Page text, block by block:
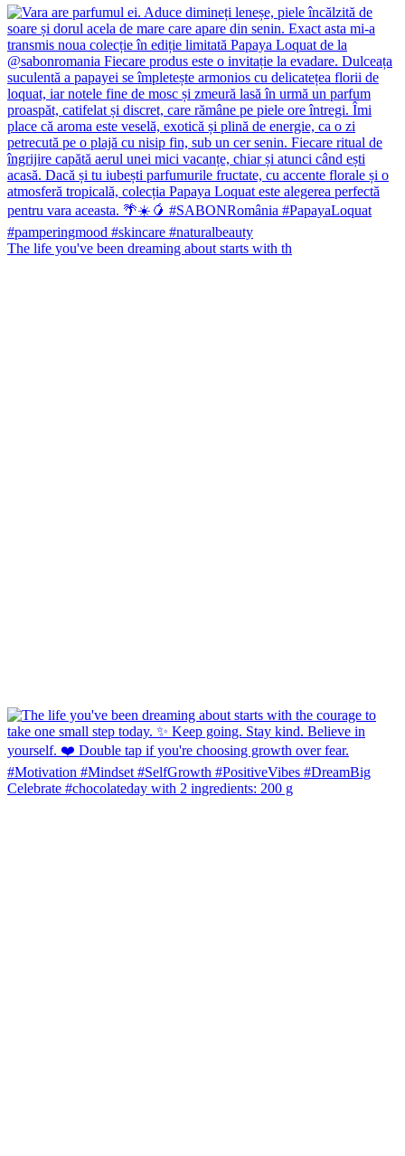
The life you've been dreaming about starts with th
Celebrate #chocolateday with 2 ingredients: 200 g